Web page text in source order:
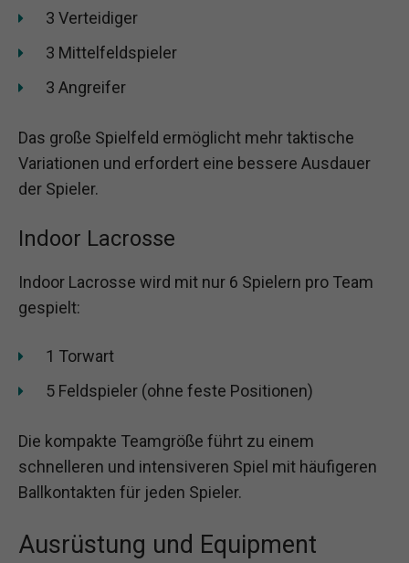
3 Verteidiger
3 Mittelfeldspieler
3 Angreifer
Das große Spielfeld ermöglicht mehr taktische
Variationen und erfordert eine bessere Ausdauer
der Spieler.
Indoor Lacrosse
Indoor Lacrosse wird mit nur 6 Spielern pro Team
gespielt:
1 Torwart
5 Feldspieler (ohne feste Positionen)
Die kompakte Teamgröße führt zu einem
schnelleren und intensiveren Spiel mit häufigeren
Ballkontakten für jeden Spieler.
Ausrüstung und Equipment